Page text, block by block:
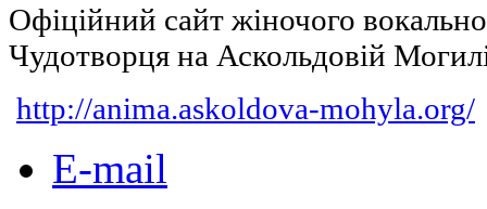
Офіційний сайт жіночого
Чудотворця на Аскольдовій
http://anima.askoldova-mohyla.org/
E-mail